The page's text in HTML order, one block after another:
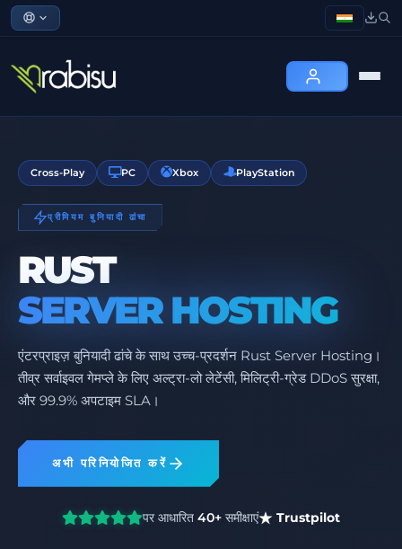
Cross-Play PC Xbox PlayStation
प्रीमियम बुनियादी ढांचा
RUST
SERVER HOSTING
एंटरप्राइज़ बुनियादी ढांचे के साथ उच्च-प्रदर्शन Rust Server Hosting।
तीव्र सर्वाइवल गेमप्ले के लिए अल्ट्रा-लो लेटेंसी, मिलिट्री-ग्रेड DDoS सुरक्षा,
और 99.9% अपटाइम SLA।
अभी परिनियोजित करें
पर आधारित 40+ समीक्षाएं Trustpilot